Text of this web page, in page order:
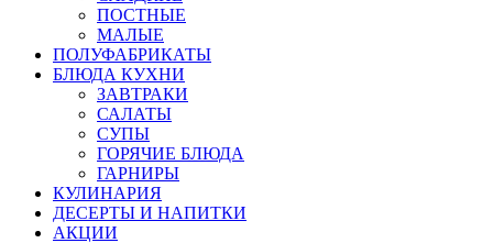
ПОСТНЫЕ
МАЛЫЕ
ПОЛУФАБРИКАТЫ
БЛЮДА КУХНИ
ЗАВТРАКИ
САЛАТЫ
СУПЫ
ГОРЯЧИЕ БЛЮДА
ГАРНИРЫ
КУЛИНАРИЯ
ДЕСЕРТЫ И НАПИТКИ
АКЦИИ